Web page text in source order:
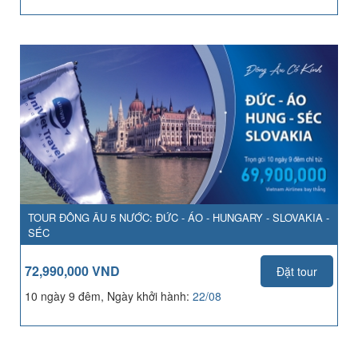
TOUR ĐÔNG ÂU 5 NƯỚC: ĐỨC - ÁO - HUNGARY - SLOVAKIA -
SÉC
72,990,000 VND
Đặt tour
10 ngày 9 đêm, Ngày khởi hành: 22/08